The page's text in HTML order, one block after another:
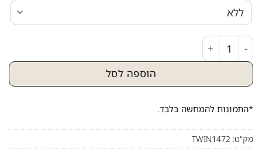
כמות של צילום של הבן איש חי על קנבס או זכוכית
הוספה לסל
*התמונות להמחשה בלבד.
מק"ט: TWIN1472